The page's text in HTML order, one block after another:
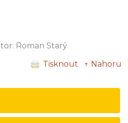
Roman Starý
Tisknout
↑ Nahoru